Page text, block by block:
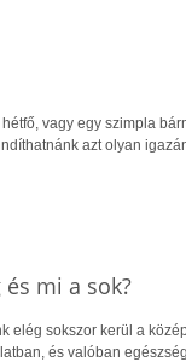
vagy egy szimpla
azt olyan
és mi a sok?
elég sokszor kerül a
és valóban